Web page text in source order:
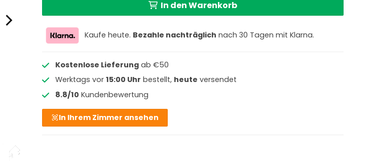
In den Warenkorb
Kaufe heute. Bezahle nachträglich nach 30 Tagen mit Klarna.
Kostenlose Lieferungab €50
Werktags vor 15:00 Uhr bestellt, heute versendet
8.8/10 Kundenbewertung
In Ihrem Zimmer ansehen